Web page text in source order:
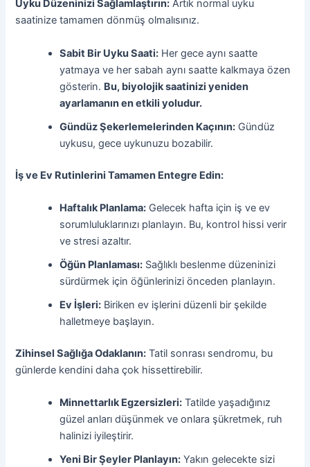
Uyku Düzeninizi Sağlamlaştırın: Artık normal uyku
saatinize tamamen dönmüş olmalısınız.
Sabit Bir Uyku Saati: Her gece aynı saatte
yatmaya ve her sabah aynı saatte kalkmaya özen
gösterin. Bu, biyolojik saatinizi yeniden
ayarlamanın en etkili yoludur.
Gündüz Şekerlemelerinden Kaçının: Gündüz
uykusu, gece uykunuzu bozabilir.
İş ve Ev Rutinlerini Tamamen Entegre Edin:
Haftalık Planlama: Gelecek hafta için iş ve ev
sorumluluklarınızı planlayın. Bu, kontrol hissi verir
ve stresi azaltır.
Öğün Planlaması: Sağlıklı beslenme düzeninizi
sürdürmek için öğünlerinizi önceden planlayın.
Ev İşleri: Biriken ev işlerini düzenli bir şekilde
halletmeye başlayın.
Zihinsel Sağlığa Odaklanın: Tatil sonrası sendromu, bu
günlerde kendini daha çok hissettirebilir.
Minnettarlık Egzersizleri: Tatilde yaşadığınız
güzel anları düşünmek ve onlara şükretmek, ruh
halinizi iyileştirir.
Yeni Bir Şeyler Planlayın: Yakın gelecekte sizi